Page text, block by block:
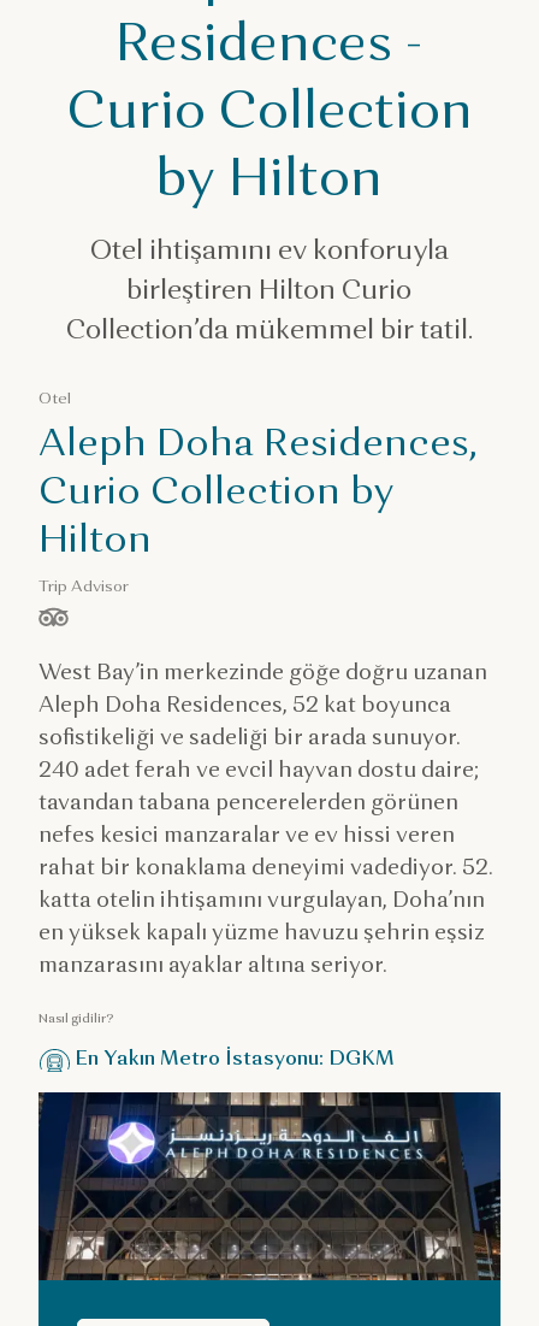
Aleph Doha Residences - Curio Collection by Hilton
Residences -
Curio Collection
by Hilton
Otel ihtişamını ev konforuyla
birleştiren Hilton Curio
Collection’da mükemmel bir tatil.
Otel
Aleph Doha Residences,
Curio Collection by
Hilton
Trip Advisor
/ 5 yıldız, ölçüt:
West Bay’in merkezinde göğe doğru uzanan
Aleph Doha Residences, 52 kat boyunca
sofistikeliği ve sadeliği bir arada sunuyor.
240 adet ferah ve evcil hayvan dostu daire;
tavandan tabana pencerelerden görünen
nefes kesici manzaralar ve ev hissi veren
rahat bir konaklama deneyimi vadediyor. 52.
katta otelin ihtişamını vurgulayan, Doha’nın
en yüksek kapalı yüzme havuzu şehrin eşsiz
manzarasını ayaklar altına seriyor.
Nasıl gidilir?
En Yakın Metro İstasyonu: DGKM